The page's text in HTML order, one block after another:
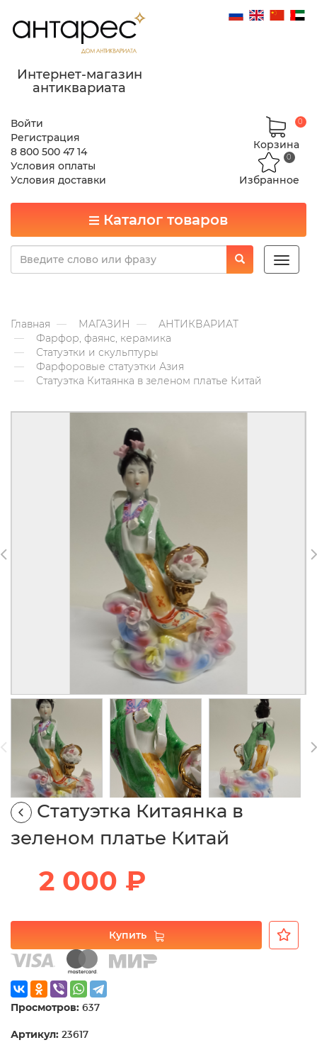
Интернет-магазин
антиквариата
Войти
Регистрация
8 800 500 47 14
Условия оплаты
Условия доставки
Корзина
0
Избранное
0
Каталог товаров
Toggle
Главная МАГАЗИН
АНТИКВАРИАТ
Фарфор, фаянс, керамика
Статуэтки и скульптуры
Фарфоровые статуэтки Азия
Статуэтка Китаянка в зеленом платье Китай
Статуэтка Китаянка в
зеленом платье Китай
2 000 ₽
Купить
Просмотров: 637
Артикул: 23617